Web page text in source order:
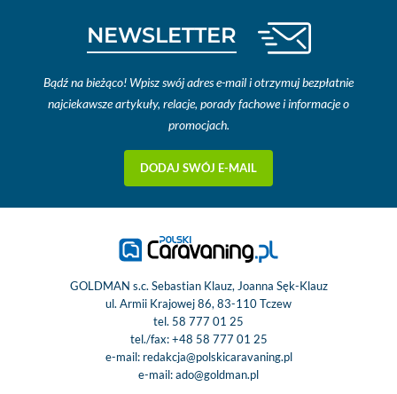
NEWSLETTER
Bądź na bieżąco! Wpisz swój adres e-mail i otrzymuj bezpłatnie
najciekawsze artykuły, relacje, porady fachowe i informacje o
promocjach.
DODAJ SWÓJ E-MAIL
GOLDMAN s.c. Sebastian Klauz, Joanna Sęk-Klauz
ul. Armii Krajowej 86, 83-110 Tczew
tel. 58 777 01 25
tel./fax:+48 58 777 01 25
e-mail: redakcja@polskicaravaning.pl
e-mail:ado@goldman.pl